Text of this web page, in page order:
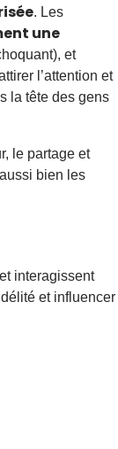
. Les
une
et
l’attention et
la tête des gens
le partage et
bien les
interagissent
et influencer